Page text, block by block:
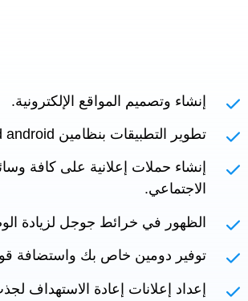
إنشاء وتصميم المواقع الإلكترونية.
تطوير التطبيقات بنظامين iOS and android.
إنشاء حملات إعلانية على كافة
الاجتماعي.
الظهور في خرائط جوجل لزيادة
توفير دومين خاص بك واستضافة
إعداد إعلانات إعادة الاستهداف